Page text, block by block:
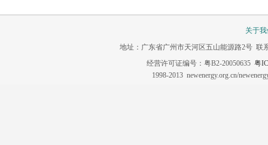
关于
地址：广东省广州市天河区五山能源路2号 联
经营许可证编号：粤B2-20050635 粤
1998-2013 newenergy.org.cn/